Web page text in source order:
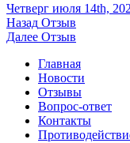
Опубликовано
Четверг июля 14th,
Навигация
по
записям
Назад Предыдущая
запись:
Отзыв
Далее Следующая
Отзыв
Главная
Новости
Отзывы
Вопрос-ответ
Контакты